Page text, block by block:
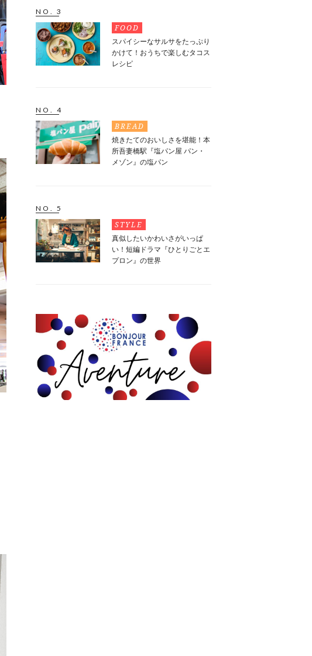
NO. 3
FOOD
スパイシーなサルサをたっぷり
かけて！おうちで楽しむタコス
レシピ
NO. 4
BREAD
焼きたてのおいしさを堪能！本
所吾妻橋駅『塩パン屋 パン・
メゾン』の塩パン
NO. 5
STYLE
真似したいかわいさがいっぱ
い！短編ドラマ『ひとりごとエ
プロン』の世界